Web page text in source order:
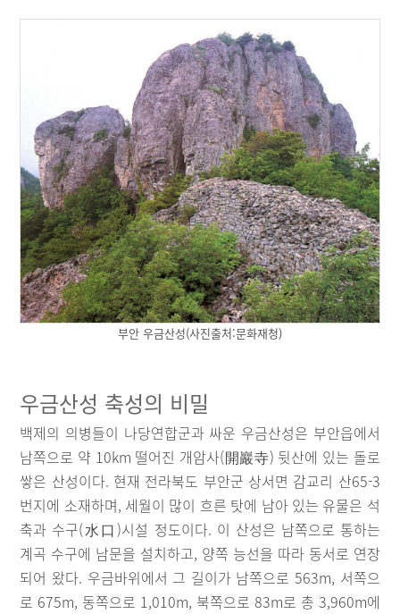
부안 우금산성(사진출처:문화재청)
우금산성 축성의 비밀
백제의 의병들이 나당연합군과 싸운 우금산성은 부안읍에서
남쪽으로 약 10km 떨어진 개암사(開巖寺) 뒷산에 있는 돌로
쌓은 산성이다. 현재 전라북도 부안군 상서면 감교리 산65-3
번지에 소재하며, 세월이 많이 흐른 탓에 남아 있는 유물은 석
축과 수구(水口)시설 정도이다. 이 산성은 남쪽으로 통하는
계곡 수구에 남문을 설치하고, 양쪽 능선을 따라 동서로 연장
되어 왔다. 우금바위에서 그 길이가 남쪽으로 563m, 서쪽으
로 675m, 동쪽으로 1,010m, 북쪽으로 83m로 총 3,960m에